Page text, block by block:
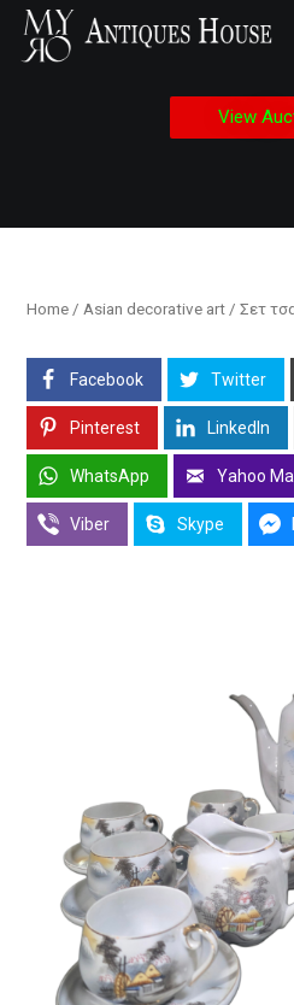
View
Home / Asian decorative art / Σετ
Facebook Twitter
Pinterest LinkedIn
WhatsApp Yahoo
Viber Skype